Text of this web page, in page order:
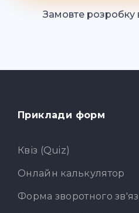
Замовте
Приклади форм
Квіз (Quiz)
Онлайн калькулятор
Форма зворотного